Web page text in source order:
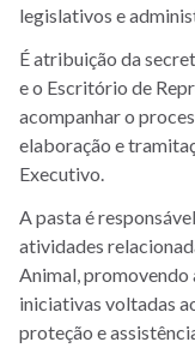
legislativos e
É atribuição da
e o Escritório de
acompanhar o
elaboração e
Executivo.
A pasta é
atividades
Animal, promovendo
iniciativas voltadas
proteção e